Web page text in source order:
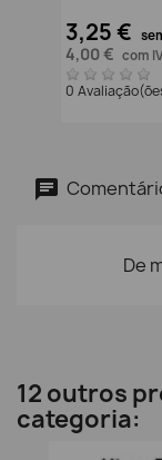
3,25 €
4,00 € com
0
De
12 outros
categoria: